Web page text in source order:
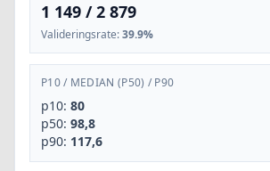
1 149 /2 879
Valideringsrate:39.9%
P10/ MEDIAN (P50) / P90
p10: 80
p50: 98,8
p90: 117,6